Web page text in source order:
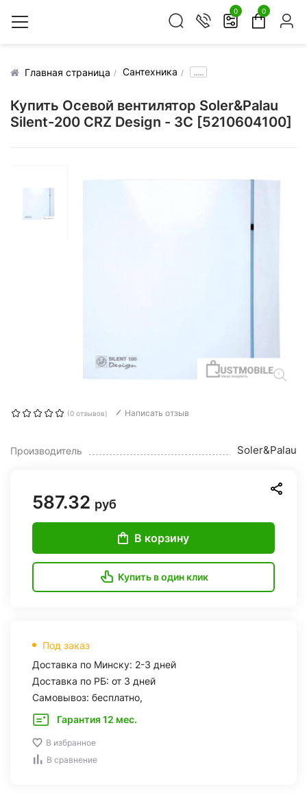
0 0
Главная страница Сантехника .....
Купить Осевой вентилятор Soler&Palau
Silent-200 CRZ Design - 3C [5210604100]
(0 отзывов) Написать отзыв
Производитель Soler&Palau
587.32 руб
В корзину
Купить в один клик
Под заказ
Доставка по Минску: 2-3 дней
Доставка по РБ: от 3 дней
Самовывоз: бесплатно,
Гарантия 12 мес.
В избранное
В сравнение